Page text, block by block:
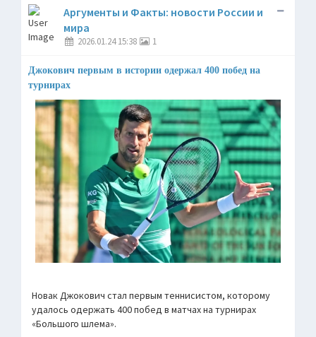
Аргументы и Факты: новости России и
мира
2026.01.24 15:38 1
Джокович первым в истории одержал 400 побед на
турнирах
Новак Джокович стал первым теннисистом, которому
удалось одержать 400 побед в матчах на турнирах
«Большого шлема».